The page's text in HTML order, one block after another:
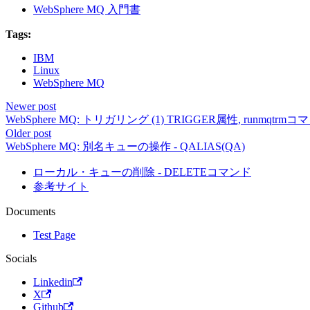
WebSphere MQ 入門書
Tags:
IBM
Linux
WebSphere MQ
Newer post
WebSphere MQ: トリガリング (1) TRIGGER属性, runmqtrmコ
Older post
WebSphere MQ: 別名キューの操作 - QALIAS(QA)
ローカル・キューの削除 - DELETEコマンド
参考サイト
Documents
Test Page
Socials
Linkedin
X
Github